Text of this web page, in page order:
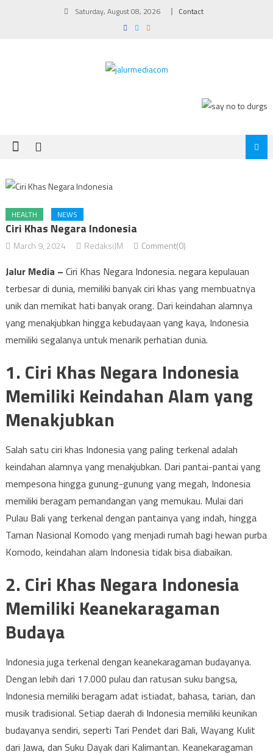
Saturday, August 08, 2026 Contact
HEALTH NEWS
Ciri Khas Negara Indonesia
March 9, 2024 RedaksiJM Comment(0)
Jalur Media – Ciri Khas Negara Indonesia. negara kepulauan
terbesar di dunia, memiliki banyak ciri khas yang membuatnya
unik dan memikat hati banyak orang. Dari keindahan alamnya
yang menakjubkan hingga kebudayaan yang kaya, Indonesia
memiliki segalanya untuk menarik perhatian dunia.
1. Ciri Khas Negara Indonesia
Memiliki Keindahan Alam yang
Menakjubkan
Salah satu ciri khas Indonesia yang paling terkenal adalah
keindahan alamnya yang menakjubkan. Dari pantai-pantai yang
mempesona hingga gunung-gunung yang megah, Indonesia
memiliki beragam pemandangan yang memukau. Mulai dari
Pulau Bali yang terkenal dengan pantainya yang indah, hingga
Taman Nasional Komodo yang menjadi rumah bagi hewan purba
Komodo, keindahan alam Indonesia tidak bisa diabaikan.
2. Ciri Khas Negara Indonesia
Memiliki Keanekaragaman
Budaya
Indonesia juga terkenal dengan keanekaragaman budayanya.
Dengan lebih dari 17.000 pulau dan ratusan suku bangsa,
Indonesia memiliki beragam adat istiadat, bahasa, tarian, dan
musik tradisional. Setiap daerah di Indonesia memiliki keunikan
budayanya sendiri, seperti Tari Pendet dari Bali, Wayang Kulit
dari Jawa, dan Suku Dayak dari Kalimantan. Keanekaragaman